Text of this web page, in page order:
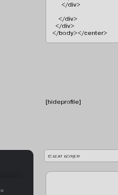
      </div>
    </div>
  </div>
</body></center>
[hideprofile]
17.12.10 12:09:11